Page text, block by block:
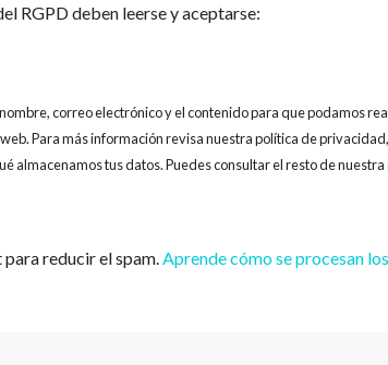
RGPD deben leerse y aceptarse:
correo electrónico y el contenido para que podamos
Para más información revisa nuestra política de
almacenamos tus datos. Puedes consultar el resto de nuestra
reducir el spam.Aprende cómo se procesan